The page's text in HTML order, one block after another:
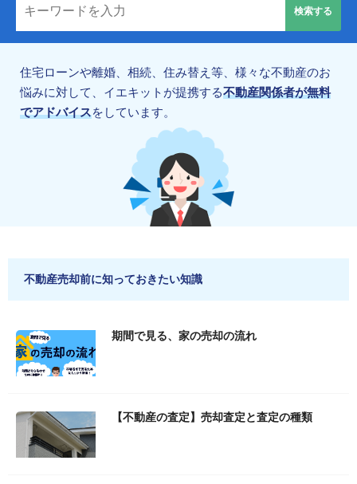
住宅ローンや離婚、相続、住み替え等、様々な不動産のお
悩みに対して、イエキットが提携する不動産関係者が無料
でアドバイスをしています。
不動産売却前に知っておきたい知識
期間で見る、家の売却の流れ
【不動産の査定】売却査定と査定の種類